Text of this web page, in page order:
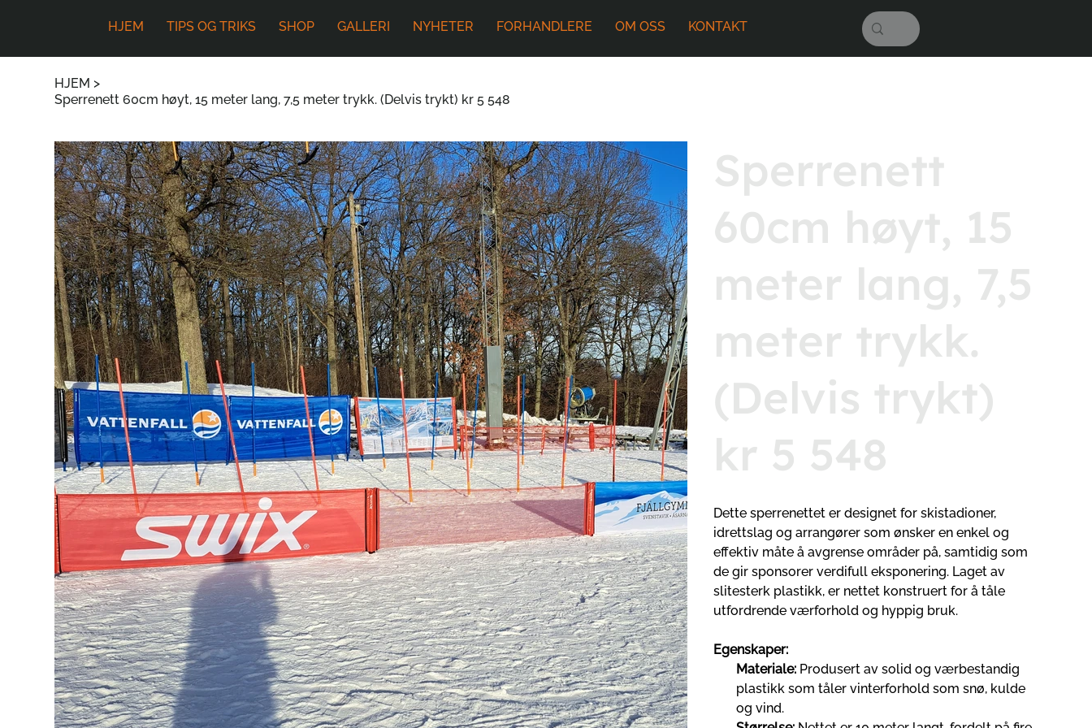
HJEM TIPS OG TRIKS SHOP GALLERI NYHETER FORHANDLERE OM OSS KONTAKT
HJEM >
Sperrenett 60cm høyt, 15 meter lang, 7,5 meter trykk. (Delvis trykt) kr 5 548
Sperrenett
60cm høyt, 15
meter lang, 7,5
meter trykk.
(Delvis trykt)
kr 5 548
Dette sperrenettet er designet for skistadioner,
idrettslag og arrangører som ønsker en enkel og
effektiv måte å avgrense områder på, samtidig som
de gir sponsorer verdifull eksponering. Laget av
slitesterk plastikk, er nettet konstruert for å tåle
utfordrende værforhold og hyppig bruk.
Egenskaper:
Materiale: Produsert av solid og værbestandig
plastikk som tåler vinterforhold som snø, kulde
og vind.